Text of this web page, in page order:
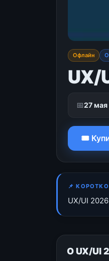
Офлайн
UX/
📅27
🎟
📌 КОРОТКО
UX/UI
О UX/UI